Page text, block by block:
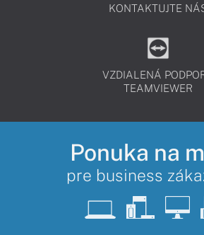
KONTAKTUJTE
VZDIALENÁ
TEAMVIEWER
Ponuka na
pre business